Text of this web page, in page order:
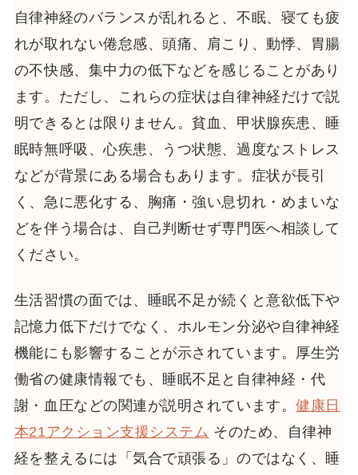
自律神経のバランスが乱れると、不眠、寝ても疲
れが取れない倦怠感、頭痛、肩こり、動悸、胃腸
の不快感、集中力の低下などを感じることがあり
ます。ただし、これらの症状は自律神経だけで説
明できるとは限りません。貧血、甲状腺疾患、睡
眠時無呼吸、心疾患、うつ状態、過度なストレス
などが背景にある場合もあります。症状が長引
く、急に悪化する、胸痛・強い息切れ・めまいな
どを伴う場合は、自己判断せず専門医へ相談して
ください。
生活習慣の面では、睡眠不足が続くと意欲低下や
記憶力低下だけでなく、ホルモン分泌や自律神経
機能にも影響することが示されています。厚生労
働省の健康情報でも、睡眠不足と自律神経・代
謝・血圧などの関連が説明されています。健康日
本21アクション支援システム そのため、自律神
経を整えるには「気合で頑張る」のではなく、睡